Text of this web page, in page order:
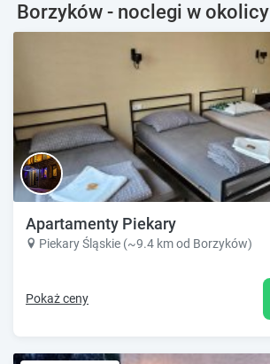
Borzyków - noclegi w okolicy
Apartamenty Piekary
Piekary Śląskie (~9.4 km od Borzyków)
Pokaż ceny